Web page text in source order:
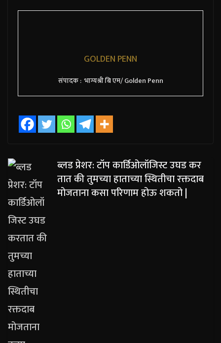
GOLDEN PENN
संपादक : भाग्यश्री बि एम/ Golden Penn
ब्लड प्रेशर: टॉप कार्डिओलॉजिस्ट उघड कर
तात की तुमच्या हाताच्या स्थितीचा रक्तदाब
मोजताना कसा परिणाम होऊ शकतो |